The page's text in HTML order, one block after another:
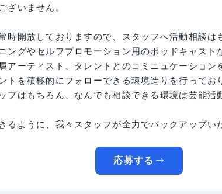
ざいません。
時開放しておりますので、スタッフへ活動相談は
ングやセルフプロモーション用のポッドキャスト
アーティスト、タレントとのコミニュケーション
トを積極的にフォローできる環境造りを行ってお
プはもちろん、なんでも相談できる環境は芸能活
るように、我々スタッフが全力でバックアップい
応募する